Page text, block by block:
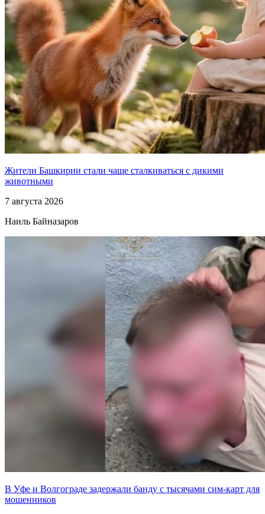
Жители Башкирии стали чаще сталкиваться с дикими
животными
7 августа 2026
Наиль Байназаров
В Уфе и Волгограде задержали банду с тысячами сим-карт для
мошенников